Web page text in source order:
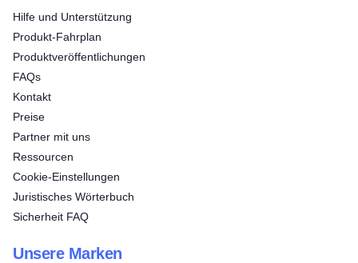
Hilfe und Unterstützung
Produkt-Fahrplan
Produktveröffentlichungen
FAQs
Kontakt
Preise
Partner mit uns
Ressourcen
Cookie-Einstellungen
Juristisches Wörterbuch
Sicherheit FAQ
Unsere Marken